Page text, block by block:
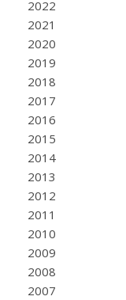
2022
2021
2020
2019
2018
2017
2016
2015
2014
2013
2012
2011
2010
2009
2008
2007